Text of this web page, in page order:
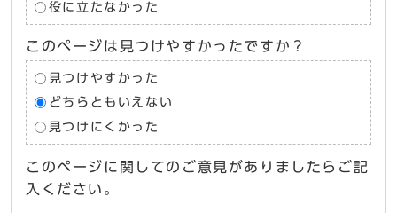
役に立たなかった
このページは見つけやすかったですか？
見つけやすかった
どちらともいえない
見つけにくかった
このページに関してのご意見がありましたらご記
入ください。